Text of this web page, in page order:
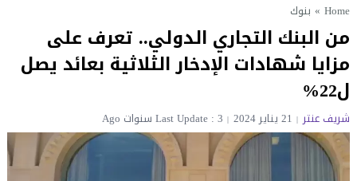
Home
» بنوك
من البنك التجاري الدولي.. تعرف على
مزايا شهادات الإدخار الثلاثية بعائد يصل
ل22%
شريف عنتر 21 يناير 2024 Last Update : 3 سنوات Ago